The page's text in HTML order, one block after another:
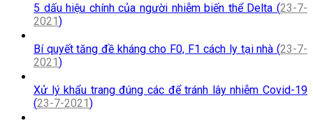
5 dấu hiệu chính của người nhiễm biến thể Delta (23-7-
2021)
Bí quyết tăng đề kháng cho F0, F1 cách ly tại nhà (23-7-
2021)
Xử lý khẩu trang đúng các để tránh lây nhiễm Covid-19
(23-7-2021)